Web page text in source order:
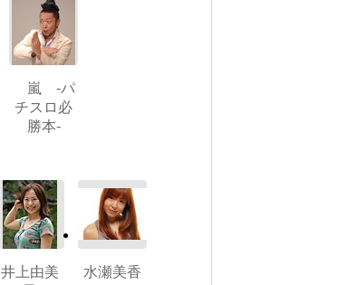
嵐 -パ
チスロ必
勝本-
井上由美
水瀬美香